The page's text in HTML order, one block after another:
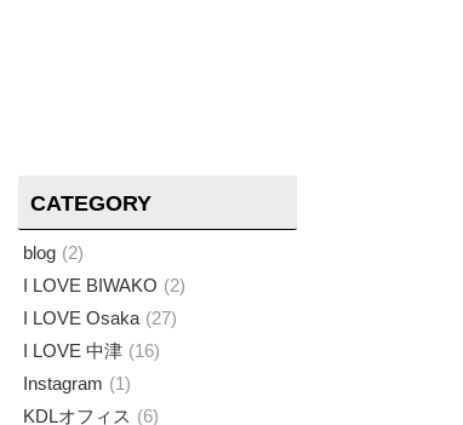
CATEGORY
blog
2
I LOVE BIWAKO
2
I LOVE Osaka
27
I LOVE 中津
16
Instagram
1
KDLオフィス
6